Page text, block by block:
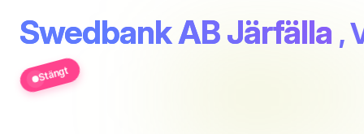
Swedbank AB Järfälla ,
Stängt